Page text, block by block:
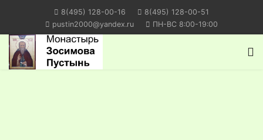
8(495) 128-00-16
8(495) 128-00-51
pustin2000@yandex.ru
ПН-ВС 8:00-19:00